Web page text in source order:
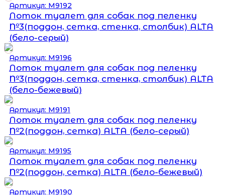
Артикул: М9192
Лоток туалет для собак под пеленку
№3(поддон, сетка, стенка, столбик) ALTA
(бело-серый)
Артикул: М9196
Лоток туалет для собак под пеленку
№3(поддон, сетка, стенка, столбик) ALTA
(бело-бежевый)
Артикул: М9191
Лоток туалет для собак под пеленку
№2(поддон, сетка) ALTA (бело-серый)
Артикул: М9195
Лоток туалет для собак под пеленку
№2(поддон, сетка) ALTA (бело-бежевый)
Артикул: М9190